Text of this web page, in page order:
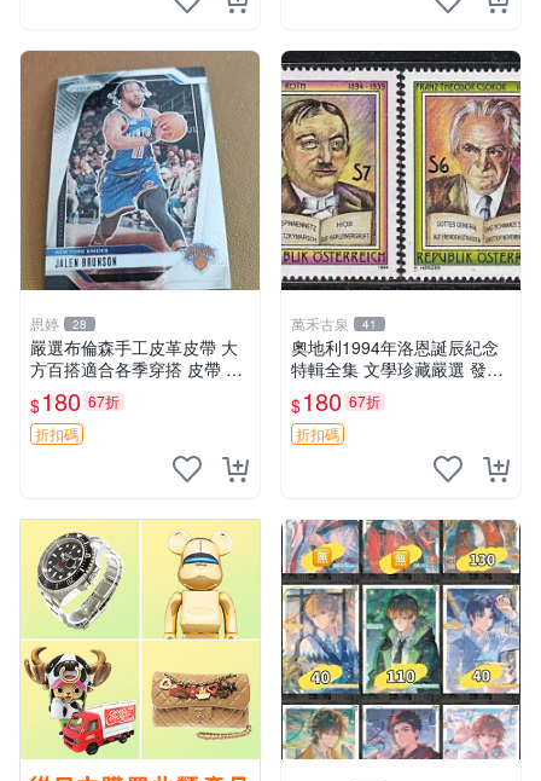
思婷 28
嚴選布倫森手工皮革皮帶 大
方百搭適合各季穿搭 皮帶 皮
帶 腳踝帶
$180 67折
折扣碼
萬禾古泉 41
奧地利1994年洛恩誕辰紀念
特輯全集 文學珍藏嚴選 發行
人首發 典藏版 百年記憶 文學
愛好者必備
$180 67折
折扣碼